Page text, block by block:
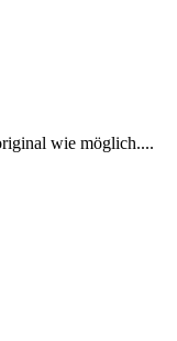
wie möglich....